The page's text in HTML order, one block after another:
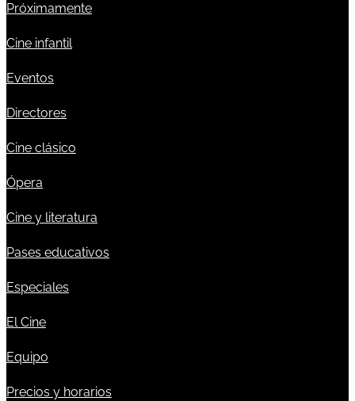
Próximamente
Cine infantil
Eventos
Directores
Cine clásico
Ópera
Cine y literatura
Pases educativos
Especiales
El Cine
Equipo
Precios y horarios